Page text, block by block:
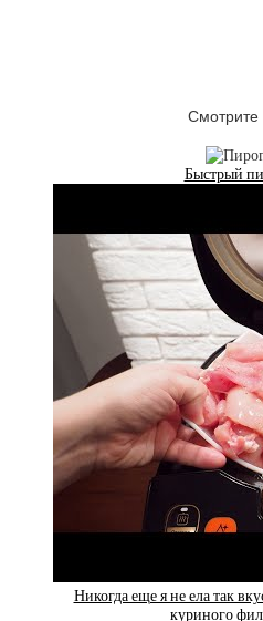
Смотрите
Быстрый
Никогда еще я не ела так
куриного